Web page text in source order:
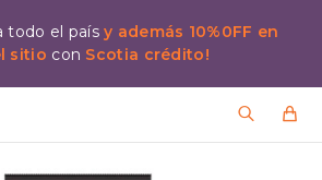
todo el paísy además 10%0FF en
sitio con Scotia crédito!